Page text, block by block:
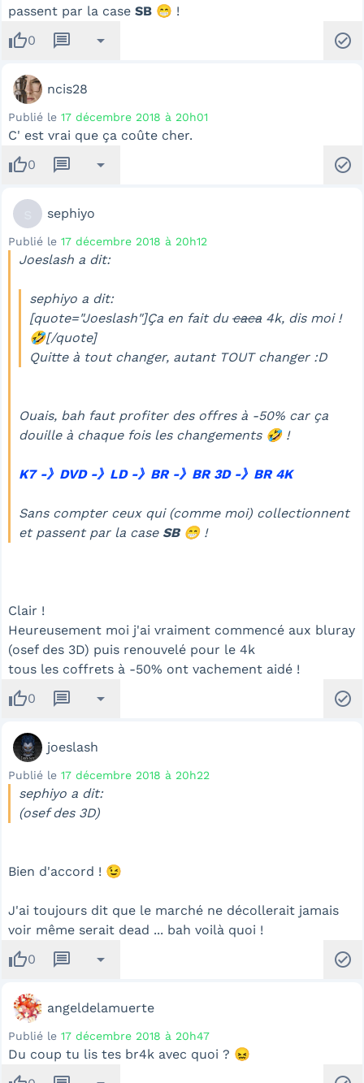
passent par la case SB 😁 !
thumb_up0 message arrow_drop_down check_circle
ncis28
Publié le 17 décembre 2018 à 20h01
C' est vrai que ça coûte cher.
thumb_up0 message arrow_drop_down check_circle
sephiyo
Publié le 17 décembre 2018 à 20h12
Joeslash a dit:
sephiyo a dit:
[quote="Joeslash"]Ça en fait du caca 4k, dis moi !
🤣[/quote]
Quitte à tout changer, autant TOUT changer :D
Ouais, bah faut profiter des offres à -50% car ça
douille à chaque fois les changements 🤣 !
K7 -》DVD -》LD -》BR -》BR 3D -》BR 4K
Sans compter ceux qui (comme moi) collectionnent
et passent par la case SB😁 !
Clair !
Heureusement moi j'ai vraiment commencé aux bluray
(osef des 3D) puis renouvelé pour le 4k
tous les coffrets à -50% ont vachement aidé !
thumb_up0 message arrow_drop_down check_circle
joeslash
Publié le 17 décembre 2018 à 20h22
sephiyo a dit:
(osef des 3D)
Bien d'accord ! 😉
J'ai toujours dit que le marché ne décollerait jamais
voir même serait dead ... bah voilà quoi !
thumb_up0 message arrow_drop_down check_circle
angeldelamuerte
Publié le 17 décembre 2018 à 20h47
Du coup tu lis tes br4k avec quoi ? 😖